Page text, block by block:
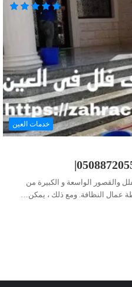
خدمات العين
والقصور الواسعة و الكبيرة من
عمال النظافة. ومع ذلك ، يمكن…